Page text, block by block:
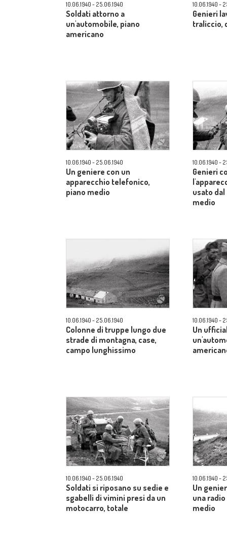
10.06.1940 - 25.06.1940
Soldati attorno a
un'automobile, piano
americano
10.06.1940 -
Genieri
traliccio,
10.06.1940 - 25.06.1940
Un geniere con un
apparecchio telefonico,
piano medio
10.06.1940 -
Genieri
usato
medio
10.06.1940 - 25.06.1940
Colonne di truppe lungo due
strade di montagna, case,
campo lunghissimo
10.06.1940 -
Un
10.06.1940 - 25.06.1940
Soldati si riposano su sedie e
sgabelli di vimini presi da un
motocarro, totale
10.06.1940 -
Un
una
medio